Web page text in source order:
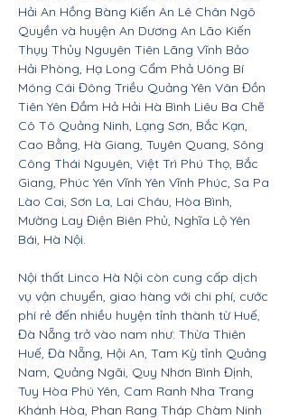
Hải An Hồng Bàng Kiến An Lê Chân Ngô
Quyền và huyện An Dương An Lão Kiến
Thụy Thủy Nguyên Tiên Lãng Vĩnh Bảo
Hải Phòng, Hạ Long Cẩm Phả Uông Bí
Móng Cái Đông Triều Quảng Yên Vân Đồn
Tiên Yên Đầm Hả Hải Hà Bình Liêu Ba Chẽ
Cô Tô Quảng Ninh, Lạng Sơn, Bắc Kạn,
Cao Bằng, Hà Giang, Tuyên Quang, Sông
Công Thái Nguyên, Việt Trì Phú Thọ, Bắc
Giang, Phúc Yên Vĩnh Yên Vĩnh Phúc, Sa Pa
Lào Cai, Sơn La, Lai Châu, Hòa Bình,
Mường Lay Điện Biên Phủ, Nghĩa Lộ Yên
Bái, Hà Nội.
Nội thất Linco Hà Nội còn cung cấp dịch
vụ vận chuyển, giao hàng với chi phí, cước
phí rẻ đến nhiều huyện tỉnh thành từ Huế,
Đà Nẵng trở vào nam như: Thừa Thiên
Huế, Đà Nẵng, Hội An, Tam Kỳ tỉnh Quảng
Nam, Quảng Ngãi, Quy Nhơn Bình Định,
Tuy Hòa Phú Yên, Cam Ranh Nha Trang
Khánh Hòa, Phan Rang Tháp Chàm Ninh